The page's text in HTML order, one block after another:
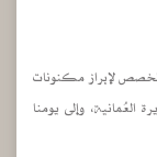
لإبراز مكنونات
العُمانية، وإلى يومنا